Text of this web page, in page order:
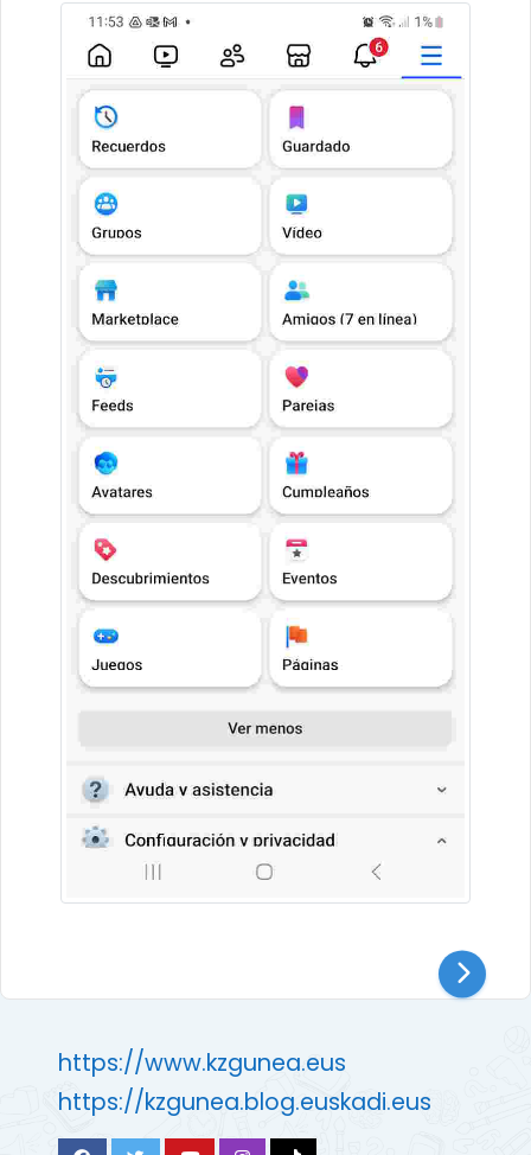
https://www.kzgunea.eus
https://kzgunea.blog.euskadi.eus